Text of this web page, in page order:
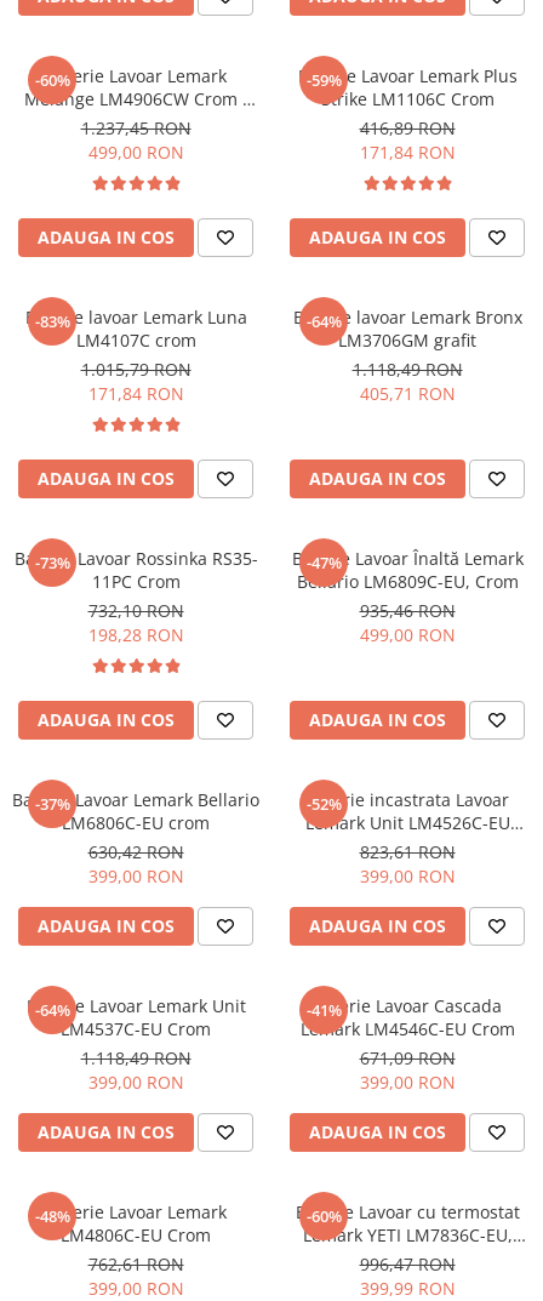
QUADRIX COMPOZIT
RANDO
Recomandate
SETURI CHIUVETA DE BUCATARIE SI
BATERIE
SITE / COSURI INOX
STRICTO
TOCATOARE
ZOOM
Electrocasnice pentru bucătărie
Mixere și blendere
Sisteme pentru apa pură
-60%
Baterie Lavoar Lemark
Melange LM4906CW Crom /
Alb
1.237,45 RON
499,00 RON
ADAUGA IN COS
-59%
Baterie Lavoar Lemark Plus
Strike LM1106C Crom
416,89 RON
171,84 RON
ADAUGA IN COS
-83%
Baterie lavoar Lemark Luna
LM4107C crom
1.015,79 RON
171,84 RON
ADAUGA IN COS
-64%
Baterie lavoar Lemark Bronx
LM3706GM grafit
1.118,49 RON
405,71 RON
ADAUGA IN COS
-73%
Baterie Lavoar Rossinka RS35-
11PC Crom
732,10 RON
198,28 RON
ADAUGA IN COS
-47%
Baterie Lavoar Înaltă Lemark
Bellario LM6809C-EU, Crom
935,46 RON
499,00 RON
ADAUGA IN COS
-37%
Baterie Lavoar Lemark Bellario
LM6806C-EU crom
630,42 RON
399,00 RON
ADAUGA IN COS
-52%
Baterie incastrata Lavoar
Lemark Unit LM4526C-EU
Crom
823,61 RON
399,00 RON
ADAUGA IN COS
-64%
Baterie Lavoar Lemark Unit
LM4537C-EU Crom
1.118,49 RON
399,00 RON
ADAUGA IN COS
-41%
Baterie Lavoar Cascada
Lemark LM4546C-EU Crom
671,09 RON
399,00 RON
ADAUGA IN COS
-48%
Baterie Lavoar Lemark
LM4806C-EU Crom
762,61 RON
399,00 RON
-60%
Baterie Lavoar cu termostat
Lemark YETI LM7836C-EU,
Crom
996,47 RON
399,99 RON